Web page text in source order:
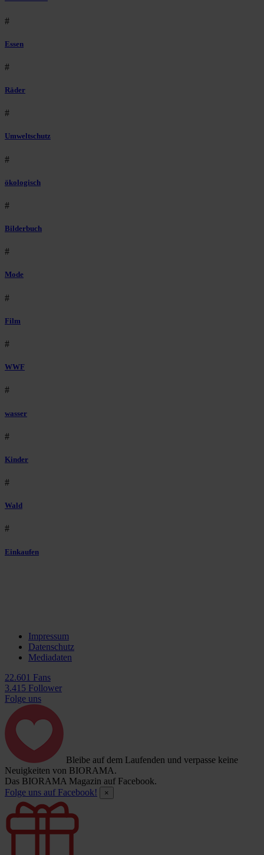
#
Essen
#
Räder
#
Umweltschutz
#
ökologisch
#
Bilderbuch
#
Mode
#
Film
#
WWF
#
wasser
#
Kinder
#
Wald
#
Einkaufen
Impressum
Datenschutz
Mediadaten
22.601 Fans
3.415 Follower
Folge uns
Bleibe auf dem Laufenden und verpasse keine
Neuigkeiten von BIORAMA.
Das BIORAMA Magazin auf Facebook.
Folge uns auf Facebook!
×